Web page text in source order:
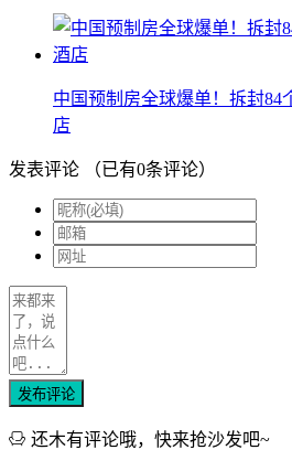
中国预制房全球爆单！拆封84
店
发表评论 （已有0条评论）
发布评论
还木有评论哦，快来抢沙发吧~